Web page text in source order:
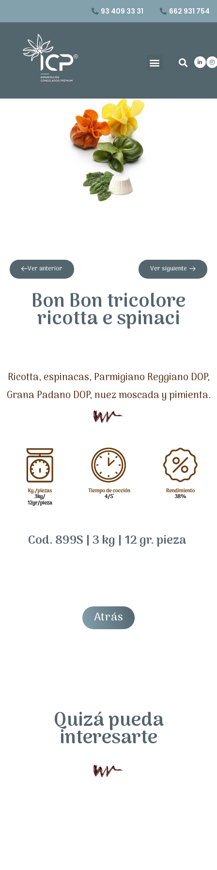
93 409 33 31 662 931 754
Ver anterior Ver siguiente
Bon Bon tricolore
ricotta e spinaci
Ricotta, espinacas, Parmigiano Reggiano DOP,
Grana Padano DOP, nuez moscada y pimienta.
Cod. 899S | 3 kg | 12 gr. pieza
Atrás
Quizá pueda
interesarte